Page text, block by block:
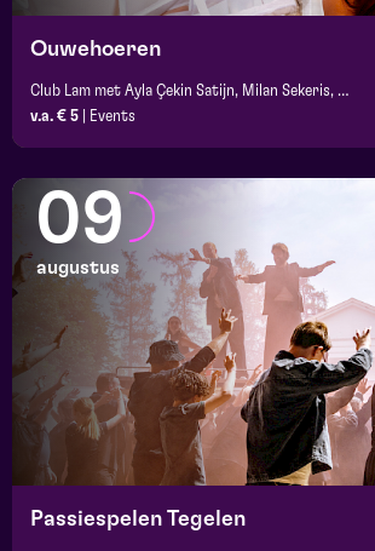
Ouwehoeren
Club Lam met Ayla Çekin Satijn, Milan Sekeris, Dic van Duin, Jean-Baptiste Rey e.a.
v.a. € 5
Events
09
augustus
Passiespelen Tegelen